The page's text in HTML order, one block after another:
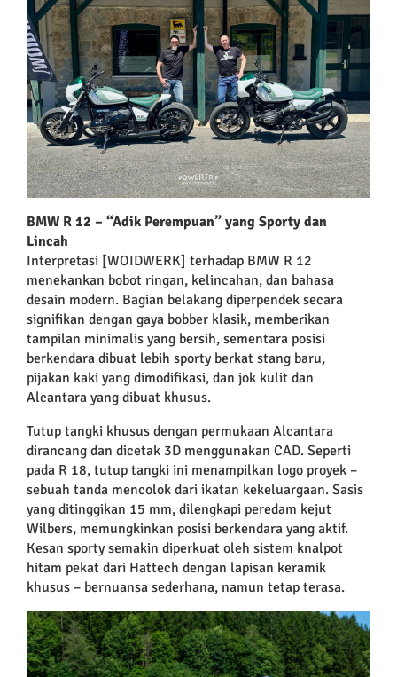
BMW R 12 – “Adik Perempuan” yang Sporty dan
Lincah
Interpretasi [WOIDWERK] terhadap BMW R 12
menekankan bobot ringan, kelincahan, dan bahasa
desain modern. Bagian belakang diperpendek secara
signifikan dengan gaya bobber klasik, memberikan
tampilan minimalis yang bersih, sementara posisi
berkendara dibuat lebih sporty berkat stang baru,
pijakan kaki yang dimodifikasi, dan jok kulit dan
Alcantara yang dibuat khusus.
Tutup tangki khusus dengan permukaan Alcantara
dirancang dan dicetak 3D menggunakan CAD. Seperti
pada R 18, tutup tangki ini menampilkan logo proyek –
sebuah tanda mencolok dari ikatan kekeluargaan. Sasis
yang ditinggikan 15 mm, dilengkapi peredam kejut
Wilbers, memungkinkan posisi berkendara yang aktif.
Kesan sporty semakin diperkuat oleh sistem knalpot
hitam pekat dari Hattech dengan lapisan keramik
khusus – bernuansa sederhana, namun tetap terasa.